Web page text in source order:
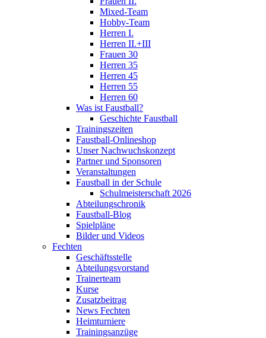
Mixed-Team
Hobby-Team
Herren I.
Herren II.+III
Frauen 30
Herren 35
Herren 45
Herren 55
Herren 60
Was ist Faustball?
Geschichte Faustball
Trainingszeiten
Faustball-Onlineshop
Unser Nachwuchskonzept
Partner und Sponsoren
Veranstaltungen
Faustball in der Schule
Schulmeisterschaft 2026
Abteilungschronik
Faustball-Blog
Spielpläne
Bilder und Videos
Fechten
Geschäftsstelle
Abteilungsvorstand
Trainerteam
Kurse
Zusatzbeitrag
News Fechten
Heimturniere
Trainingsanzüge